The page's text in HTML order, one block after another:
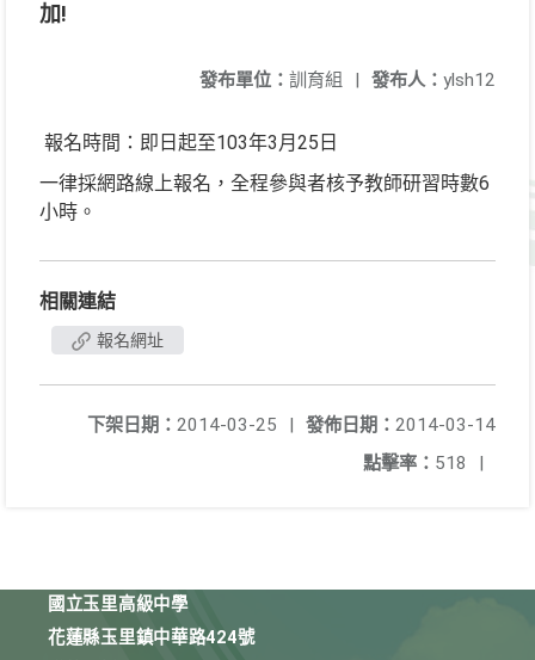
加!
發布人： ylsh12
發布單位： 訓育組 |
報名時間：即日起至103年3月25日
一律採網路線上報名，全程參與者核予教師研習時數6
小時。
相關連結
報名網址
發佈日期： 2014-03-14
下架日期： 2014-03-25
|
點擊率： 518 |
國立玉里高級中學
花蓮縣玉里鎮中華路424號